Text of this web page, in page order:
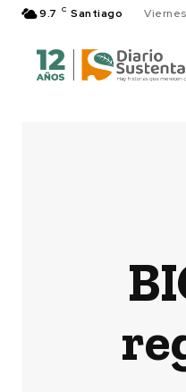
9.7 C Santiago